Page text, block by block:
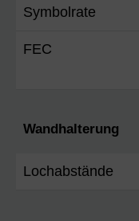
Symbolrate
FEC
Wandhalterung
Lochabstände